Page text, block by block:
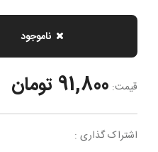
ناموجود
قیمت: 91,800 تومان
اشتراک گذاری :